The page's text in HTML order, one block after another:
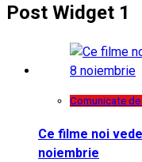
Post Widget 1
Comunicate de
Ce filme noi
noiembrie